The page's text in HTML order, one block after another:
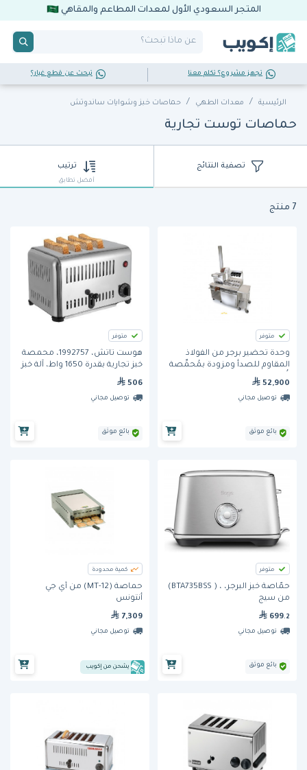
المتجر السعودي الأول لمعدات المطاعم والمقاهي
تجهز مشروع؟ تكلم معنا تبحث عن قطع غيار؟
الرئيسية معدات الطهي حماصات خبز وشوايات ساندوتش
حماصات توست تجارية
تصفية النتائج ترتيب
أفضل تطابق
7 منتج
متوفر
وحدة تحضير برجر من الفولاذ
المقاوم للصدأ ومزودة بمُحمِّصة
خُبْز وثلاجة وطاولة عمل
52,900
توصيل مجاني
بائع موثق
متوفر
هوست تاتش، 1992757، محمصة
خبز تجارية بقدرة 1650 واط، آلة خبز
لأربع شرائح من الخبز
506
توصيل مجاني
بائع موثق
متوفر
حمّاصة خبز البرجر، ، ( BTA735BSS)
من سيج
699.2
توصيل مجاني
بائع موثق
كمية محدودة
حماصة (MT-12) من أي جي
أنتونس
7,309
توصيل مجاني
يشحن من إكويب